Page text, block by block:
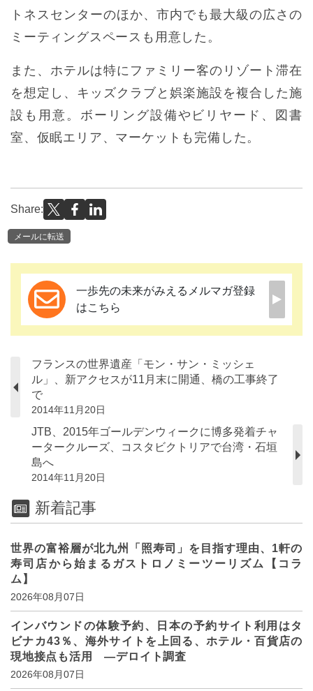
トネスセンターのほか、市内でも最大級の広さの
ミーティングスペースも用意した。
また、ホテルは特にファミリー客のリゾート滞在
を想定し、キッズクラブと娯楽施設を複合した施
設も用意。ボーリング設備やビリヤード、図書
室、仮眠エリア、マーケットも完備した。
Share:
メールに転送
一歩先の未来がみえるメルマガ登録
はこちら
フランスの世界遺産「モン・サン・ミッシェ
ル」、新アクセスが11月末に開通、橋の工事終了
で
2014年11月20日
JTB、2015年ゴールデンウィークに博多発着チャ
ータークルーズ、コスタビクトリアで台湾・石垣
島へ
2014年11月20日
新着記事
世界の富裕層が北九州「照寿司」を目指す理由、1軒の
寿司店から始まるガストロノミーツーリズム【コラ
ム】
2026年08月07日
インバウンドの体験予約、日本の予約サイト利用はタ
ビナカ43％、海外サイトを上回る、ホテル・百貨店の
現地接点も活用 ―デロイト調査
2026年08月07日